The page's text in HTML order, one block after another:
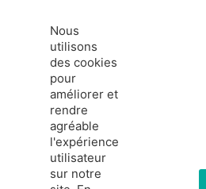
Nous
utilisons
des cookies
pour
améliorer et
rendre
agréable
l'expérience
utilisateur
sur notre